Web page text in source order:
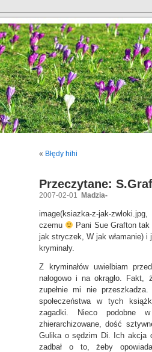
« Błędy hihi
Przeczytane:
2007-02-01 Madzia-
image(ksiazka-z-jak-
czemu
Pani Sue Grafton tak
jak stryczek, W jak włamanie) i
kryminały.
Z kryminałów uwielbiam
nałogowo i na okrągło. Fakt,
zupełnie mi nie
społeczeństwa w tych
zagadki. Nieco podobne
zhierarchizowane, dość
Gulika o sędzim Di. Ich akcja
zadbał o to, żeby